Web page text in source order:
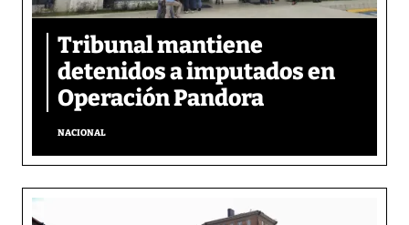
Tribunal mantiene
detenidos a imputados en
Operación Pandora
NACIONAL